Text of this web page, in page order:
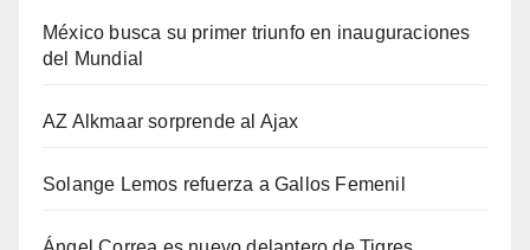
México busca su primer triunfo en inauguraciones
del Mundial
AZ Alkmaar sorprende al Ajax
Solange Lemos refuerza a Gallos Femenil